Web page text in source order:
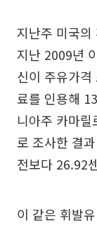
지난주 미국
지난 2009년
신이 주유가
료를 인용해
니아주 카마
로 조사한 결
전보다 26.92
이 같은 휘발